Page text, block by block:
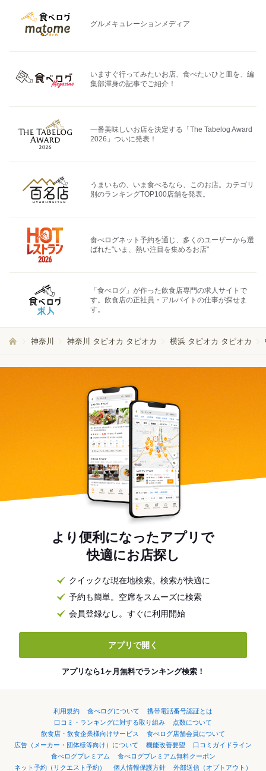
グルメキュレーションメディア
いますぐ行ってみたいお店、食べたいひと皿を、編
集部渾身の記事でご紹介！
一番美味しいお店を決定する「The Tabelog Award
2026」ついに発表！
うまいもの、いま食べるなら、このお店。カテゴリ
別のランキングTOP100店舗を発表。
食べログネット予約を通じ、多くのユーザーから選
ばれた"いま、熱い注目を集めるお店"
「食べログ」が作った飲食店専門の求人サイトで
す。飲食店の正社員・アルバイトの仕事が探せま
す。
神奈川 神奈川 タピオカ タピオカ 横浜 タピオカ タピオカ
より便利になったアプリで
快適にお店探し
クイックな現在地検索。検索が快適に
予約も簡単。空席をスムーズに検索
会員登録なし。すぐに利用開始
アプリで開く
アプリなら1ヶ月無料でランキング検索！
利用規約 食べログについて
携帯電話番号認証とは
口コミ・ランキングに対する取り組み
点数について
飲食店・飲食企業様向けサービス
食べログ店舗会員について
広告（メーカー・団体様等向け）について
機能改善要望
口コミガイドライン
食べログプレミアム
食べログプレミアム無料クーポン
ネット予約（リクエスト予約）
個人情報保護方針 外部送信（オプトアウト）